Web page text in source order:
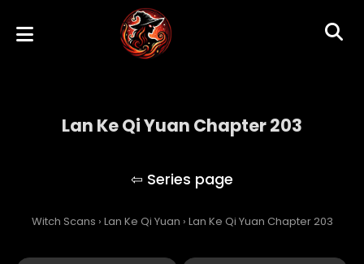
Lan Ke Qi Yuan Chapter 203
Witch Scans › Lan Ke Qi Yuan › Lan Ke Qi Yuan Chapter 203